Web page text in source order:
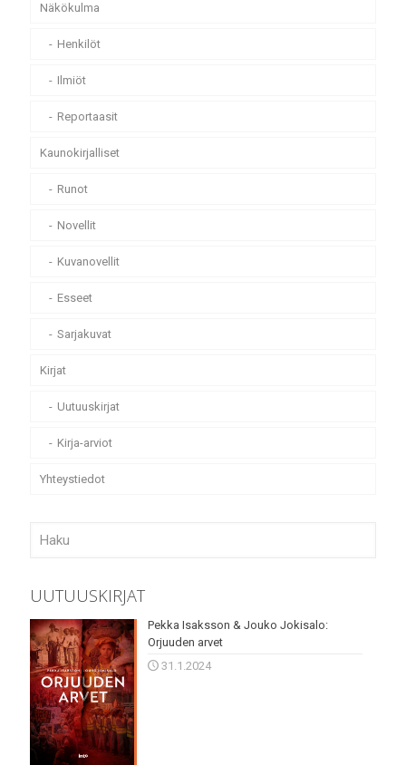
Näkökulma
Henkilöt
Ilmiöt
Reportaasit
Kaunokirjalliset
Runot
Novellit
Kuvanovellit
Esseet
Sarjakuvat
Kirjat
Uutuuskirjat
Kirja-arviot
Yhteystiedot
UUTUUSKIRJAT
Pekka Isaksson & Jouko Jokisalo:
Orjuuden arvet
31.1.2024